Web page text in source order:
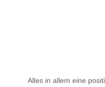
Alles in allem eine